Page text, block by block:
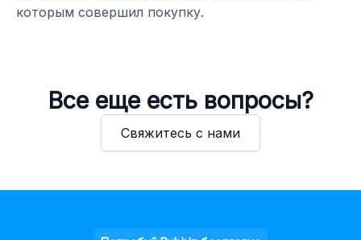
которым совершил покупку.
Все еще есть вопросы?
Свяжитесь с нами